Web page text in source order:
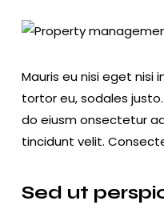
Mauris eu nisi eget nisi
tortor eu, sodales
do eiusm onsectetur
tincidunt velit.
Sed ut